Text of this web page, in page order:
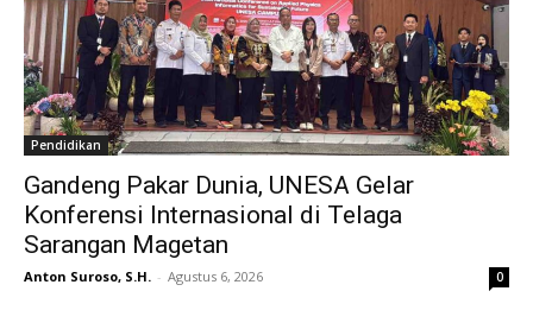
Pendidikan
Gandeng Pakar Dunia, UNESA Gelar
Konferensi Internasional di Telaga
Sarangan Magetan
Anton Suroso, S.H. - Agustus 6, 2026 0